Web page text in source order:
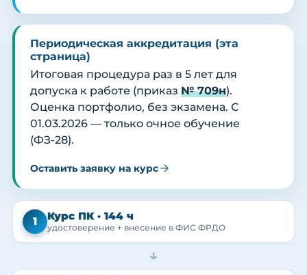
Периодическая аккредитация (эта
страница)
Итоговая процедура раз в 5 лет для
допуска к работе (приказ № 709н).
Оценка портфолио, без экзамена. С
01.03.2026 — только очное обучение
(ФЗ-28).
Оставить заявку на курс
1 Курс ПК · 144 ч
удостоверение + внесение в ФИС ФРДО
→